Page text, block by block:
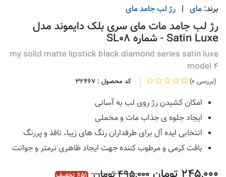
برند: مای | رژ لب جامدمای
رژ لب جامد مات مای سری بلک دایموند مدل
Satin Luxe - شماره SL08
my solid matte lipstick black diamond series satin luxe
model 4
(0 بررسی) کد محصول : 32467
امکان کشیدن رژ روی لب به آسانی
ایجاد جلوه ی جذاب مات و مخملی
انتخابی ایده آل برای طرفداران رنگ های زیبا، نافذ و پررنگ
بافت کرمی و مرطوب کننده جهت ایجاد ظاهری نرمتر و جوانت